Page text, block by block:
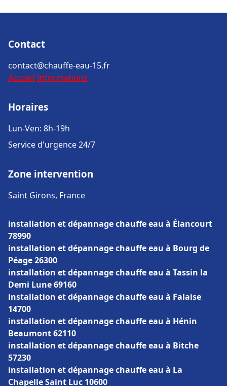
Contact
contact@chauffe-eau-15.fr
Accueil Informations
Horaires
Lun-Ven: 8h-19h
Service d'urgence 24/7
Zone intervention
Saint Girons, France
installation et dépannage chauffe eau à Élancourt
78990
installation et dépannage chauffe eau à Bourg de
Péage 26300
installation et dépannage chauffe eau à Tassin la
Demi Lune 69160
installation et dépannage chauffe eau à Falaise
14700
installation et dépannage chauffe eau à Hénin
Beaumont 62110
installation et dépannage chauffe eau à Bitche
57230
installation et dépannage chauffe eau à La
Chapelle Saint Luc 10600